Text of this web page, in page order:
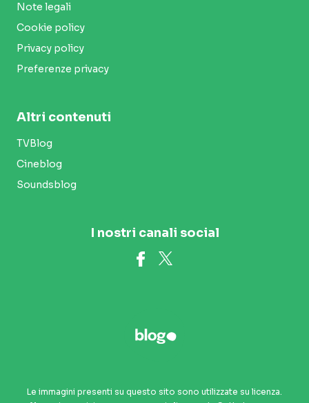
Note legali
Cookie policy
Privacy policy
Preferenze privacy
Altri contenuti
TVBlog
Cineblog
Soundsblog
I nostri canali social
Le immagini presenti su questo sito sono utilizzate su licenza.